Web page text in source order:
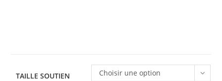
TAILLE SOUTIEN
Choisir une option